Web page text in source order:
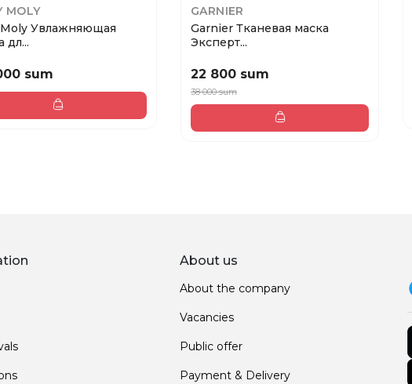
MOLY
Увлажняющая
дл...
sum
GARNIER
Garnier Тканевая маска
Эксперт...
22 800 sum
38 000 sum
About us
About the company
Vacancies
Public offer
Payment & Delivery